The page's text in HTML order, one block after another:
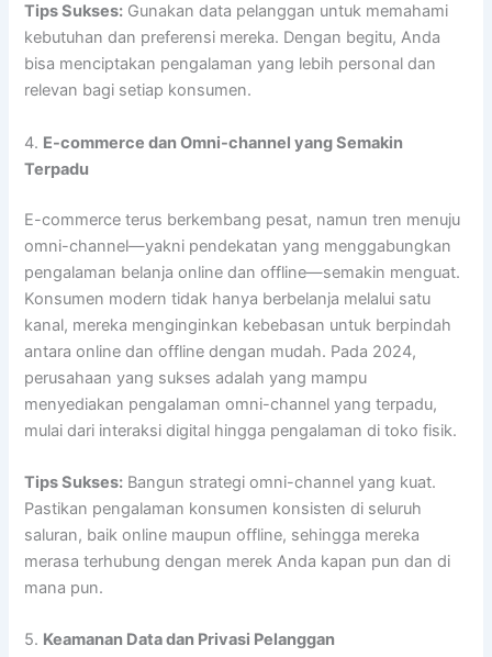
Tips Sukses: Gunakan data pelanggan untuk memahami
kebutuhan dan preferensi mereka. Dengan begitu, Anda
bisa menciptakan pengalaman yang lebih personal dan
relevan bagi setiap konsumen.
4. E-commerce dan Omni-channel yang Semakin
Terpadu
E-commerce terus berkembang pesat, namun tren menuju
omni-channel—yakni pendekatan yang menggabungkan
pengalaman belanja online dan offline—semakin menguat.
Konsumen modern tidak hanya berbelanja melalui satu
kanal, mereka menginginkan kebebasan untuk berpindah
antara online dan offline dengan mudah. Pada 2024,
perusahaan yang sukses adalah yang mampu
menyediakan pengalaman omni-channel yang terpadu,
mulai dari interaksi digital hingga pengalaman di toko fisik.
Tips Sukses: Bangun strategi omni-channel yang kuat.
Pastikan pengalaman konsumen konsisten di seluruh
saluran, baik online maupun offline, sehingga mereka
merasa terhubung dengan merek Anda kapan pun dan di
mana pun.
5. Keamanan Data dan Privasi Pelanggan